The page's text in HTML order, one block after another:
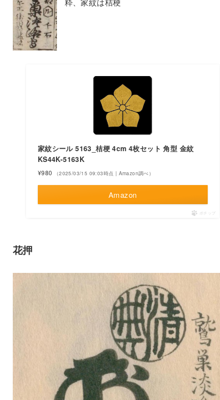
家紋シール 5163_桔梗 4cm 4枚セット 角型 金紋
KS44K-5163K
¥980 （2025/03/15 09:03時点 | Amazon調べ）
Amazon
ポチップ
花押